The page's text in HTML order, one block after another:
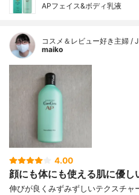
APフェイス&ボディ乳液
コスメ＆レビュー好き主婦 /
maiko
4.00
顔にも体にも使える肌に優し
伸びが良くみずみずしいテクスチャ